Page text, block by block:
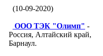
(10-09-2020)
ООО ТЭК "Олимп" -
Россия, Алтайский край,
Барнаул.